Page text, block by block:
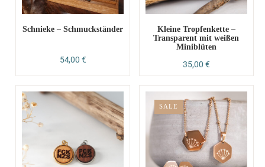
Schnieke – Schmuckständer
54,00 €
Kleine Tropfenkette –
Transparent mit weißen
Miniblüten
35,00 €
SALE